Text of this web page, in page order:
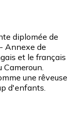
diplomée de
Annexe de
et le français
une rêveuse
d'enfants.